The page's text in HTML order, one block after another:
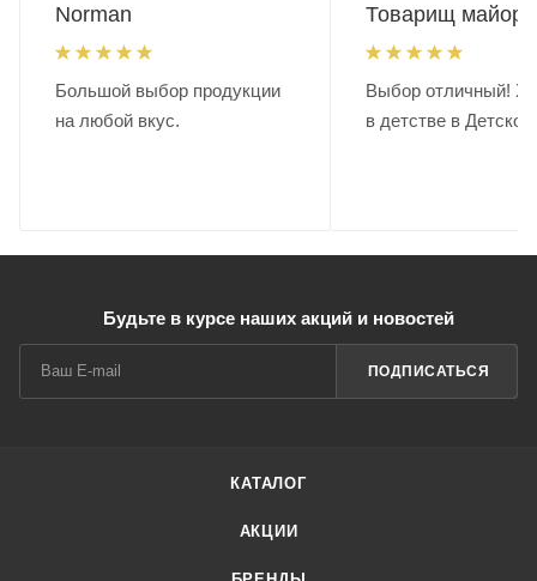
Norman
Большой выбор продукции
на любой вкус.
Товарищ майор.
Выбор отличный!
в детстве в
Будьте в курсе наших акций и новостей
ПОДПИСАТЬСЯ
КАТАЛОГ
АКЦИИ